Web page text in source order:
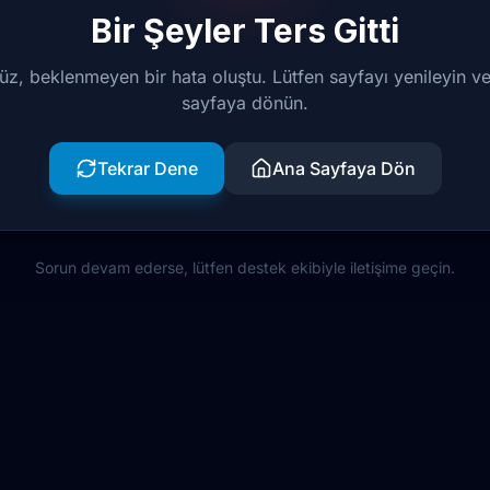
Bir Şeyler Ters Gitti
beklenmeyen bir hata oluştu. Lütfen sayfayı yenileyin
sayfaya dönün.
Tekrar Dene Ana Sayfaya Dön
Sorun devam ederse, lütfen destek ekibiyle iletişime geçin.